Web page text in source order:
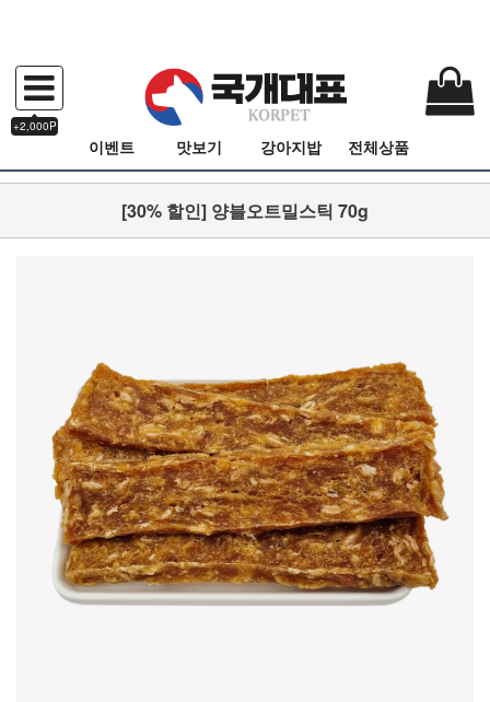
+2,000P
이벤트 맛보기 강아지밥 전체상품
[30% 할인] 양블오트밀스틱 70g